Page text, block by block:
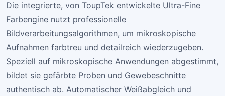
Die integrierte, von ToupTek entwickelte Ultra-Fine
Farbengine nutzt professionelle
Bildverarbeitungsalgorithmen, um mikroskopische
Aufnahmen farbtreu und detailreich wiederzugeben.
Speziell auf mikroskopische Anwendungen abgestimmt,
bildet sie gefärbte Proben und Gewebeschnitte
authentisch ab. Automatischer Weißabgleich und